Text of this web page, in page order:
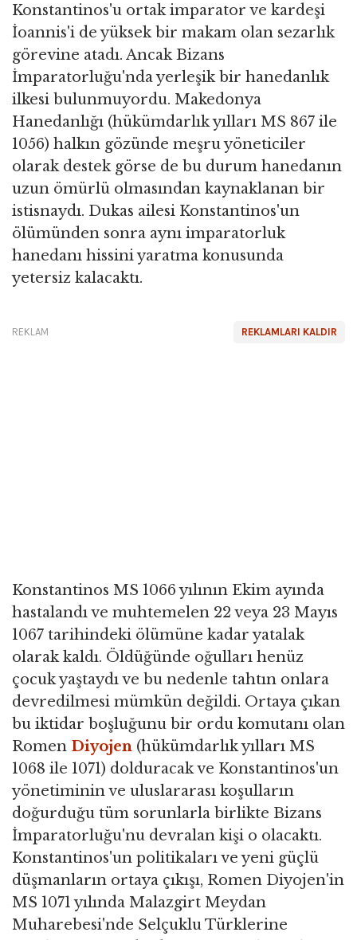
Konstantinos'u ortak imparator ve kardeşi
İoannis'i de yüksek bir makam olan sezarlık
görevine atadı. Ancak Bizans
İmparatorluğu'nda yerleşik bir hanedanlık
ilkesi bulunmuyordu. Makedonya
Hanedanlığı (hükümdarlık yılları MS 867 ile
1056) halkın gözünde meşru yöneticiler
olarak destek görse de bu durum hanedanın
uzun ömürlü olmasından kaynaklanan bir
istisnaydı. Dukas ailesi Konstantinos'un
ölümünden sonra aynı imparatorluk
hanedanı hissini yaratma konusunda
yetersiz kalacaktı.
REKLAMLARI KALDIR
REKLAM
Konstantinos MS 1066 yılının Ekim ayında
hastalandı ve muhtemelen 22 veya 23 Mayıs
1067 tarihindeki ölümüne kadar yatalak
olarak kaldı. Öldüğünde oğulları henüz
çocuk yaştaydı ve bu nedenle tahtın onlara
devredilmesi mümkün değildi. Ortaya çıkan
bu iktidar boşluğunu bir ordu komutanı olan
Romen Diyojen (hükümdarlık yılları MS
1068 ile 1071) dolduracak ve Konstantinos'un
yönetiminin ve uluslararası koşulların
doğurduğu tüm sorunlarla birlikte Bizans
İmparatorluğu'nu devralan kişi o olacaktı.
Konstantinos'un politikaları ve yeni güçlü
düşmanların ortaya çıkışı, Romen Diyojen'in
MS 1071 yılında Malazgirt Meydan
Muharebesi'nde Selçuklu Türklerine